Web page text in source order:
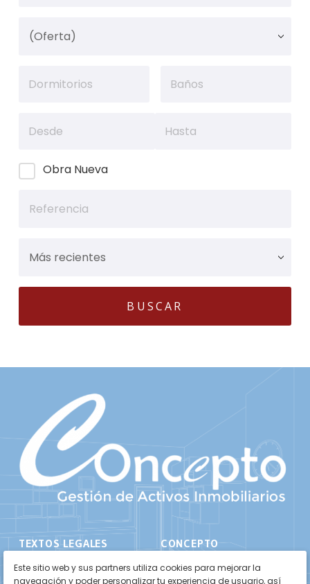
Obra Nueva
TEXTOS LEGALES
Aviso Legal
CONCEPTO
Inicio
Este sitio web y sus partners utiliza cookies para mejorar la
navegación y poder personalizar tu experiencia de usuario, así